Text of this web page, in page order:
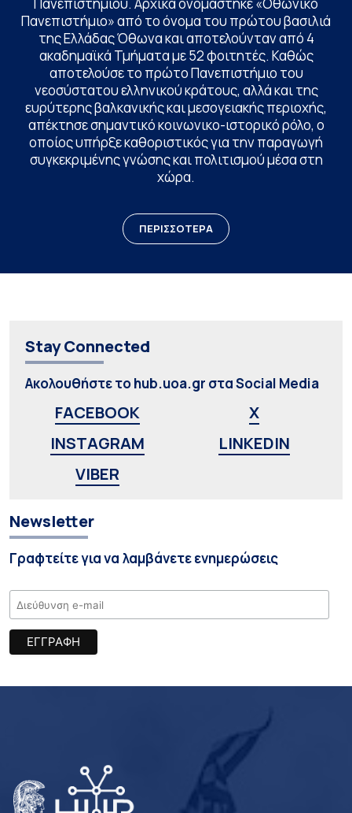
Πανεπιστήμιο» από το όνομα του πρώτου βασιλιά
της Ελλάδας Όθωνα και αποτελούνταν από 4
ακαδημαϊκά Τμήματα με 52 φοιτητές. Καθώς
αποτελούσε το πρώτο Πανεπιστήμιο του
νεοσύστατου ελληνικού κράτους, αλλά και της
ευρύτερης βαλκανικής και μεσογειακής περιοχής,
απέκτησε σημαντικό κοινωνικο-ιστορικό ρόλο, ο
οποίος υπήρξε καθοριστικός για την παραγωγή
συγκεκριμένης γνώσης και πολιτισμού μέσα στη
χώρα.
ΠΕΡΙΣΣΟΤΕΡΑ
Stay Connected
Ακολουθήστε το hub.uoa.gr στα Social Media
FACEBOOK
X
INSTAGRAM
LINKEDIN
VIBER
Newsletter
Γραφτείτε για να λαμβάνετε ενημερώσεις